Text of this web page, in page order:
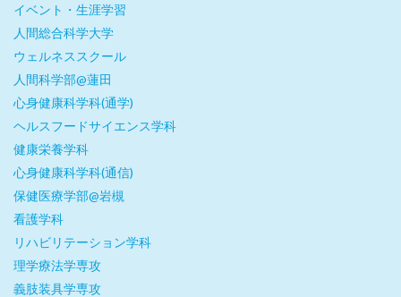
イベント・生涯学習
人間総合科学大学
ウェルネススクール
人間科学部@蓮田
心身健康科学科(通学)
ヘルスフードサイエンス学科
健康栄養学科
心身健康科学科(通信)
保健医療学部@岩槻
看護学科
リハビリテーション学科
理学療法学専攻
義肢装具学専攻